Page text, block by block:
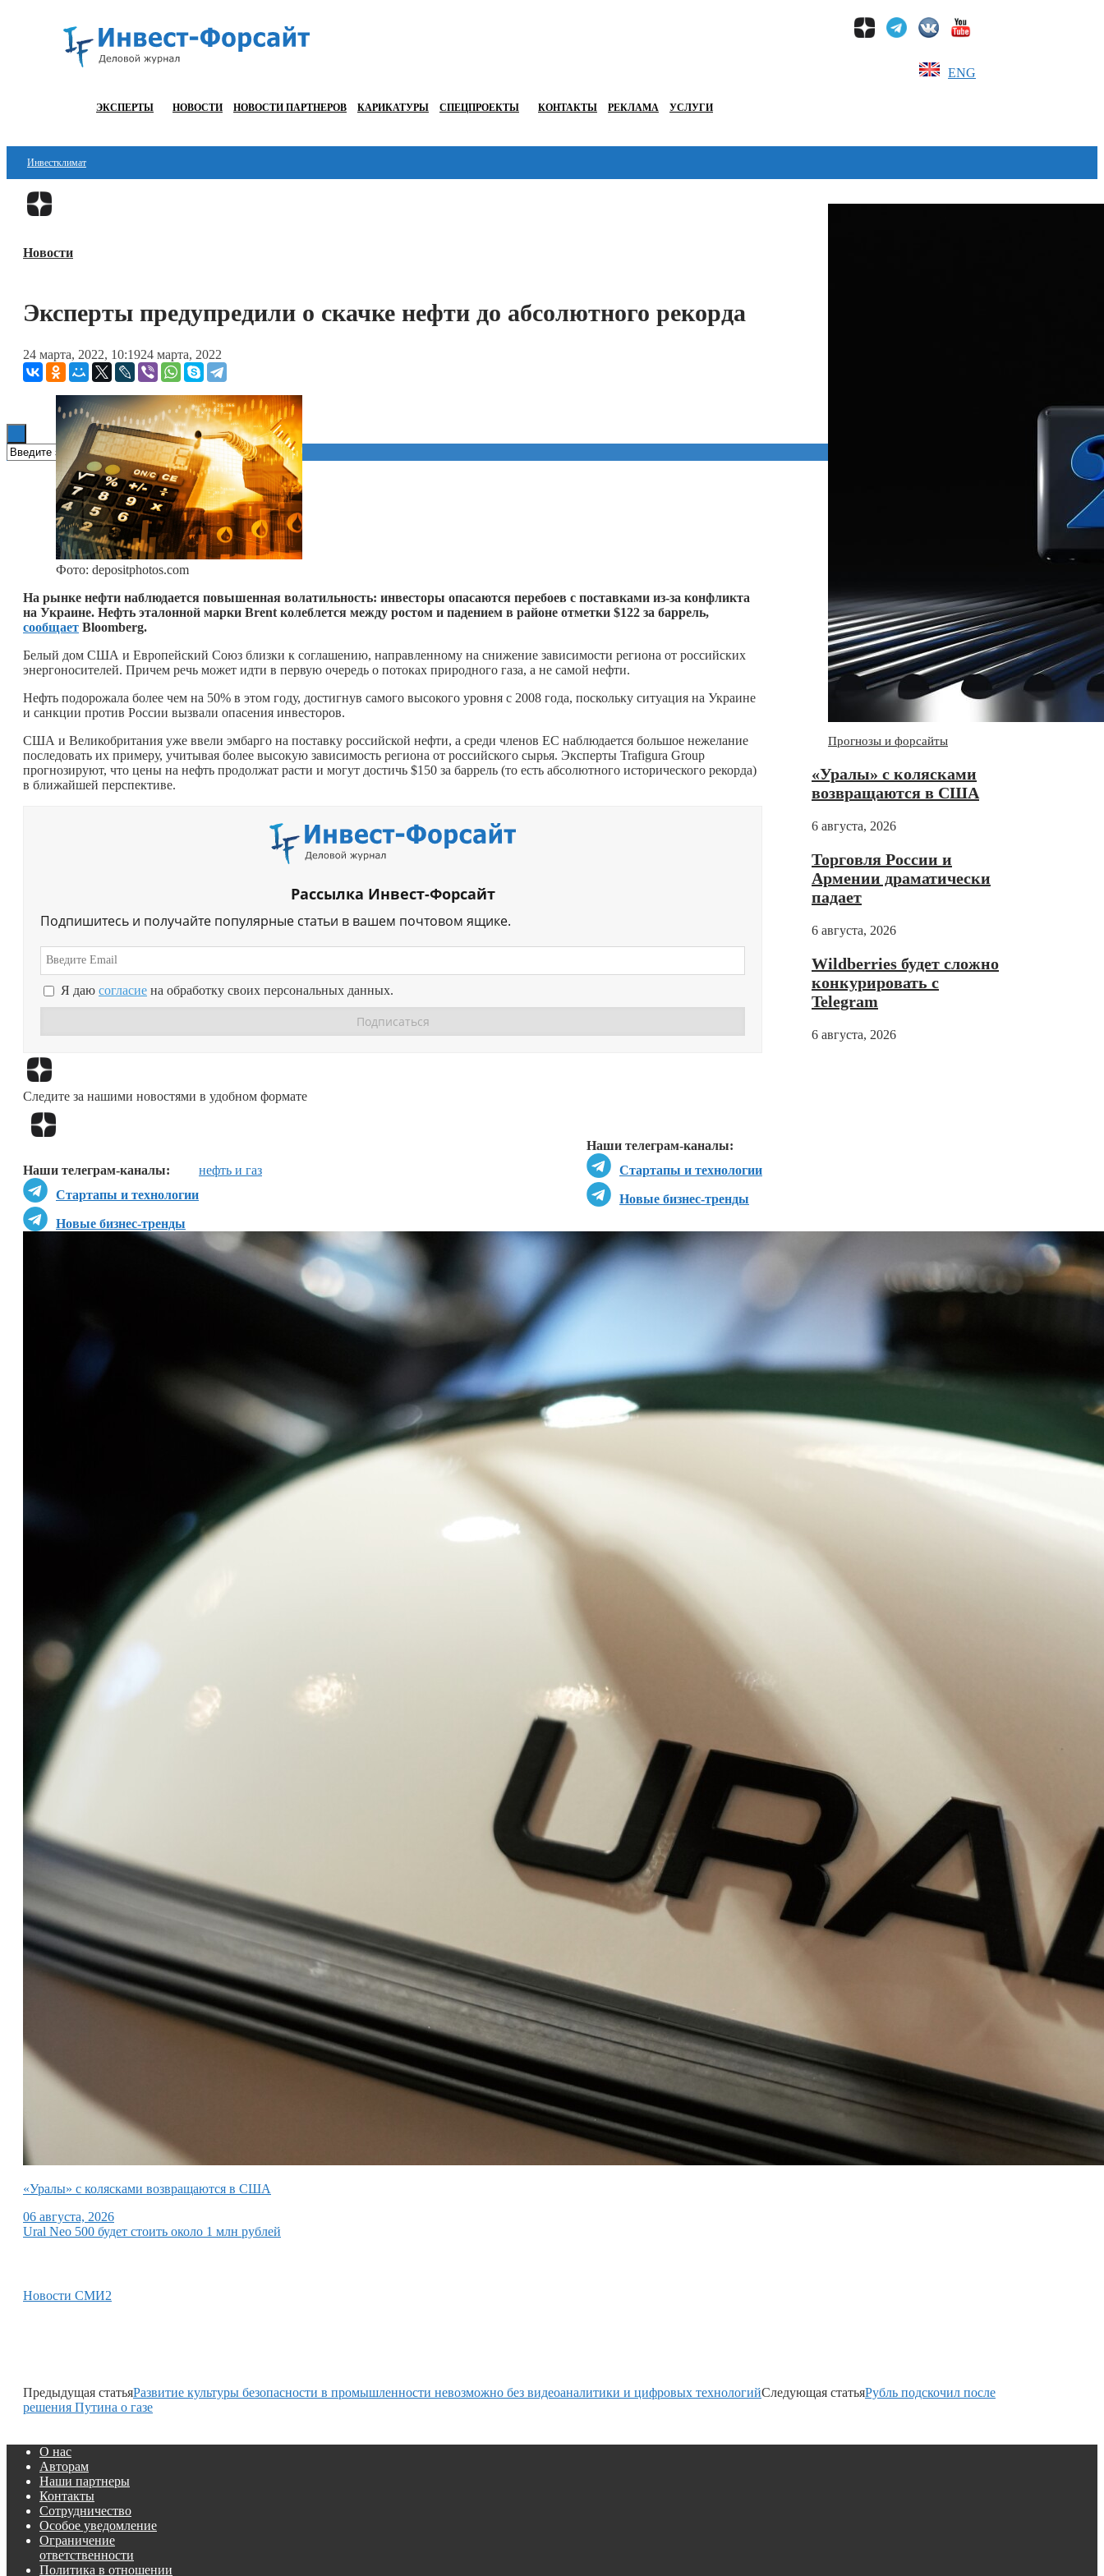
ENG
ЭКСПЕРТЫ НОВОСТИ НОВОСТИ ПАРТНЕРОВ КАРИКАТУРЫ СПЕЦПРОЕКТЫ КОНТАКТЫ РЕКЛАМА УСЛУГИ
Инвестклимат
Финансы
Блокчейн
ESG
Новости
Эксперты предупредили о скачке нефти до абсолютного рекорда
24 марта, 2022, 10:1924 марта, 2022
Фото: depositphotos.com
На рынке нефти наблюдается повышенная волатильность: инвесторы опасаются перебоев с поставками из-за конфликта
на Украине. Нефть эталонной марки Brent колеблется между ростом и падением в районе отметки $122 за баррель,
сообщает Bloomberg.
Белый дом США и Европейский Союз близки к соглашению, направленному на снижение зависимости региона от российских
энергоносителей. Причем речь может идти в первую очередь о потоках природного газа, а не самой нефти.
Нефть подорожала более чем на 50% в этом году, достигнув самого высокого уровня с 2008 года, поскольку ситуация на Украине
и санкции против России вызвали опасения инвесторов.
США и Великобритания уже ввели эмбарго на поставку российской нефти, а среди членов ЕС наблюдается большое нежелание
последовать их примеру, учитывая более высокую зависимость региона от российского сырья. Эксперты Trafigura Group
прогнозируют, что цены на нефть продолжат расти и могут достичь $150 за баррель (то есть абсолютного исторического рекорда)
в ближайшей перспективе.
Рассылка Инвест-Форсайт
Подпишитесь и получайте популярные статьи в вашем почтовом ящике.
Я даю согласие на обработку своих персональных данных.
Следите за нашими новостями в удобном формате
Наши телеграм-каналы:
Стартапы и технологии
Новые бизнес-тренды
Наши телеграм-каналы:
Стартапы и технологии
Новые бизнес-тренды
нефть и газ
«Уралы» с колясками возвращаются в США
06 августа, 2026
Ural Neo 500 будет стоить около 1 млн рублей
Новости СМИ2
Прогнозы и форсайты
«Уралы» с колясками
возвращаются в США
6 августа, 2026
Торговля России и
Армении драматически
падает
6 августа, 2026
Wildberries будет сложно
конкурировать с
Telegram
6 августа, 2026
Предыдущая статьяРазвитие культуры безопасности в промышленности невозможно без видеоаналитики и цифровых технологийСледующая статьяРубль подскочил после
решения Путина о газе
О нас
Авторам
Наши партнеры
Контакты
Сотрудничество
Особое уведомление
Ограничение
ответственности
Политика в отношении